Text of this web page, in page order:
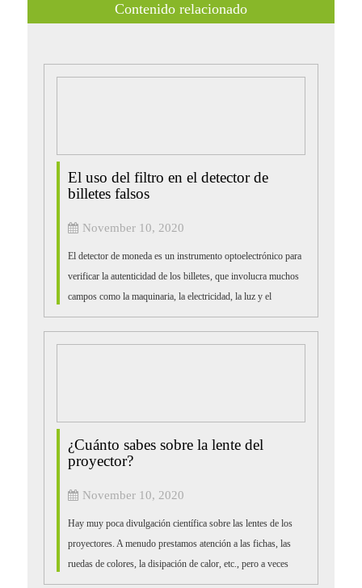
Contenido relacionado
El uso del filtro en el detector de
billetes falsos
November 10, 2020
El detector de moneda es un instrumento optoelectrónico para
verificar la autenticidad de los billetes, que involucra muchos
campos como la maquinaria, la electricidad, la luz y el
magnetismo. La identificación fals...
¿Cuánto sabes sobre la lente del
proyector?
November 10, 2020
Hay muy poca divulgación científica sobre las lentes de los
proyectores. A menudo prestamos atención a las fichas, las
ruedas de colores, la disipación de calor, etc., pero a veces
pasamos por alto las lentes que se pueden ver fácilmente.